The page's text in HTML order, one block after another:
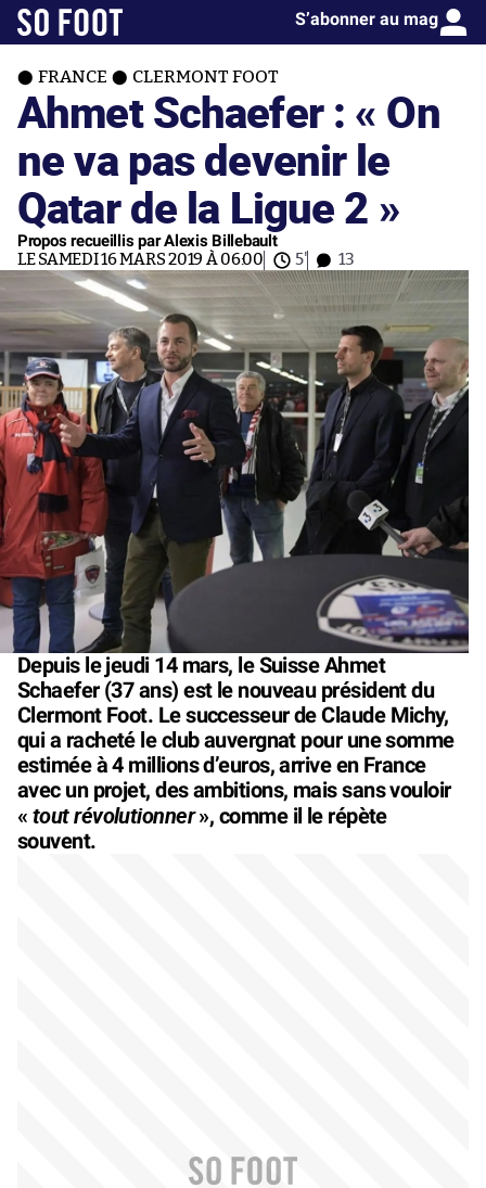
S’abonner au mag
FRANCE CLERMONT FOOT
Ahmet Schaefer : « On
ne va pas devenir le
Qatar de la Ligue 2 »
Propos recueillis par Alexis Billebault
LE SAMEDI 16 MARS 2019 À 06:00 5' 13
Depuis le jeudi 14 mars, le Suisse Ahmet
Schaefer (37 ans) est le nouveau président du
Clermont Foot. Le successeur de Claude Michy,
qui a racheté le club auvergnat pour une somme
estimée à 4 millions d’euros, arrive en France
avec un projet, des ambitions, mais sans vouloir
« tout révolutionner», comme il le répète
souvent.